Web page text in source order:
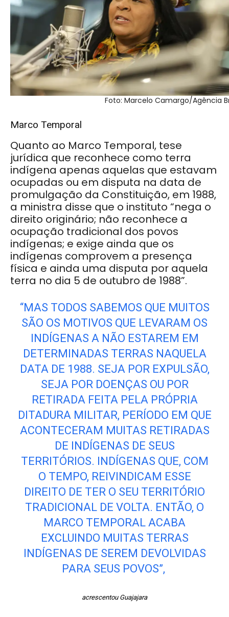
Foto: Marcelo Camargo/Agência
Marco Temporal
Quanto ao Marco Temporal, tese
jurídica que reconhece como terra
indígena apenas aquelas que estavam
ocupadas ou em disputa na data de
promulgação da Constituição, em 1988,
a ministra disse que o instituto “nega o
direito originário; não reconhece a
ocupação tradicional dos povos
indígenas; e exige ainda que os
indígenas comprovem a presença
física e ainda uma disputa por aquela
terra no dia 5 de outubro de 1988”.
“MAS TODOS SABEMOS QUE MUITOS
SÃO OS MOTIVOS QUE LEVARAM OS
INDÍGENAS A NÃO ESTAREM EM
DETERMINADAS TERRAS NAQUELA
DATA DE 1988. SEJA POR EXPULSÃO,
SEJA POR DOENÇAS OU POR
RETIRADA FEITA PELA PRÓPRIA
DITADURA MILITAR, PERÍODO EM QUE
ACONTECERAM MUITAS RETIRADAS
DE INDÍGENAS DE SEUS
TERRITÓRIOS. INDÍGENAS QUE, COM
O TEMPO, REIVINDICAM ESSE
DIREITO DE TER O SEU TERRITÓRIO
TRADICIONAL DE VOLTA. ENTÃO, O
MARCO TEMPORAL ACABA
EXCLUINDO MUITAS TERRAS
INDÍGENAS DE SEREM DEVOLVIDAS
PARA SEUS POVOS”,
acrescentou Guajajara